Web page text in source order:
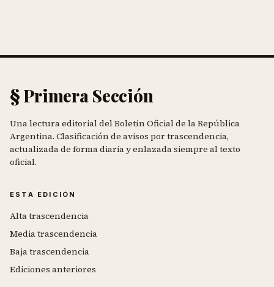
§ Primera Sección
Una lectura editorial del Boletín Oficial de la República
Argentina. Clasificación de avisos por trascendencia,
actualizada de forma diaria y enlazada siempre al texto
oficial.
ESTA EDICIÓN
Alta trascendencia
Media trascendencia
Baja trascendencia
Ediciones anteriores